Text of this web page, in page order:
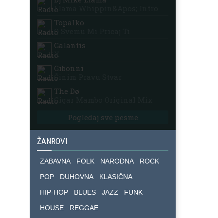
Llama Whippin&apos; Intro
Topalko
O Svemu Mi Pricaj Ti
Galantis
X
Gibonni
Činim Pravu Stvar
The Dø
Cigar Mambo Original Mix
Pogledaj sve pesme
ŽANROVI
ZABAVNA FOLK NARODNA
ROCK
POP
DUHOVNA
KLASIČNA
HIP-HOP
BLUES JAZZ
FUNK
HOUSE
REGGAE